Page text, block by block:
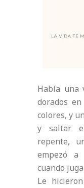
Había una
dorados
colores, y
y saltar
repente,
empezó
cuando
Le